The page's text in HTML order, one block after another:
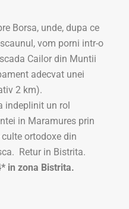
Borsa, unde, dupa ce
vom porni intr-o
Cailor din Muntii
adecvat unei
2 km).
indeplinit un rol
in Maramures prin
ortodoxe din
Retur in Bistrita.
in zona Bistrita.